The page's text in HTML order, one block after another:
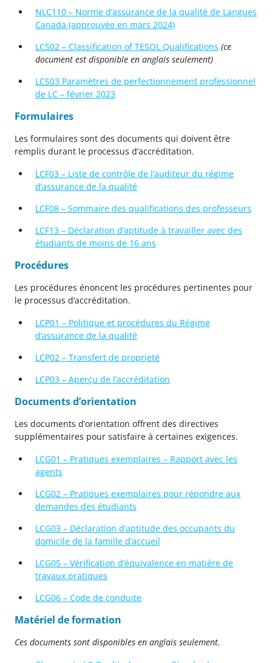
NLC110 – Norme d’assurance de la qualité de Langues
Canada (approuvée en mars 2024)
LCS02 – Classification of TESOL Qualifications (ce
document est disponible en anglais seulement)
LCS03 Paramètres de perfectionnement professionnel
de LC – février 2023
Formulaires
Les formulaires sont des documents qui doivent être
remplis durant le processus d’accréditation.
LCF03 – Liste de contrôle de l’auditeur du régime
d’assurance de la qualité
LCF08 – Sommaire des qualifications des professeurs
LCF13 – Déclaration d’aptitude à travailler avec des
étudiants de moins de 16 ans
Procédures
Les procédures énoncent les procédures pertinentes pour
le processus d’accréditation.
LCP01 – Politique et procédures du Régime
d’assurance de la qualité
LCP02 – Transfert de proprieté
LCP03 – Aperçu de l’accréditation
Documents d’orientation
Les documents d’orientation offrent des directives
supplémentaires pour satisfaire à certaines exigences.
LCG01 – Pratiques exemplaires – Rapport avec les
agents
LCG02 – Pratiques exemplaires pour répondre aux
demandes des étudiants
LCG03 – Déclaration d’aptitude des occupants du
domicile de la famille d’accueil
LCG05 – Vérification d’équivalence en matière de
travaux pratiques
LCG06 – Code de conduite
Matériel de formation
Ces documents sont disponibles en anglais seulement.